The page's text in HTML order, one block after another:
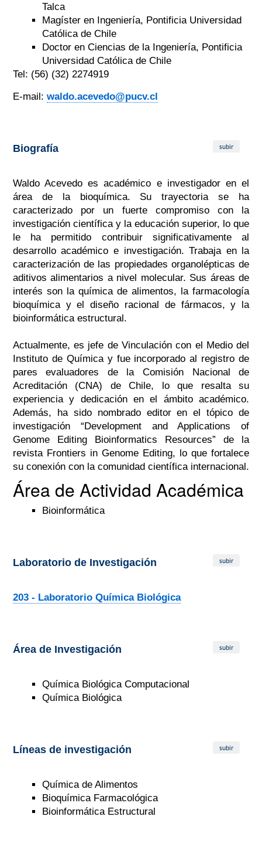
Talca
Magíster en Ingeniería, Pontificia Universidad
Católica de Chile
Doctor en Ciencias de la Ingeniería, Pontificia
Universidad Católica de Chile
Tel: (56) (32) 2274919
E-mail: waldo.acevedo@pucv.cl
Biografía subir
Waldo Acevedo es académico e investigador en el
área de la bioquímica. Su trayectoria se ha
caracterizado por un fuerte compromiso con la
investigación científica y la educación superior, lo que
le ha permitido contribuir significativamente al
desarrollo académico e investigación. Trabaja en la
caracterización de las propiedades organolépticas de
aditivos alimentarios a nivel molecular. Sus áreas de
interés son la química de alimentos, la farmacología
bioquímica y el diseño racional de fármacos, y la
bioinformática estructural.
Actualmente, es jefe de Vinculación con el Medio del
Instituto de Química y fue incorporado al registro de
pares evaluadores de la Comisión Nacional de
Acreditación (CNA) de Chile, lo que resalta su
experiencia y dedicación en el ámbito académico.
Además, ha sido nombrado editor en el tópico de
investigación “Development and Applications of
Genome Editing Bioinformatics Resources” de la
revista Frontiers in Genome Editing, lo que fortalece
su conexión con la comunidad científica internacional.
Área de Actividad Académica
Bioinformática
Laboratorio de Investigación subir
203 - Laboratorio Química Biológica
Área de Investigación subir
Química Biológica Computacional
Química Biológica
Líneas de investigación subir
Química de Alimentos
Bioquímica Farmacológica
Bioinformática Estructural